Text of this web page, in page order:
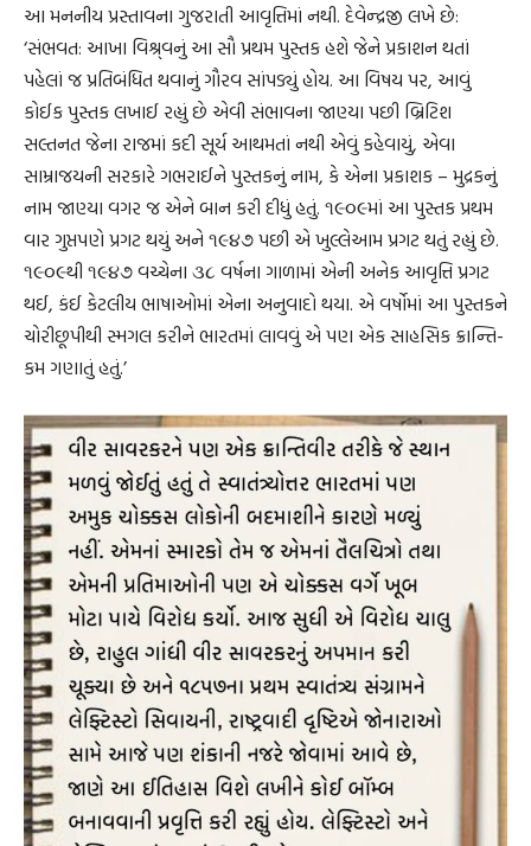
આ મનનીય પ્રસ્તાવના ગુજરાતી આવૃત્તિમાં નથી. દેવેન્દ્રજી લખે છે:
‘સંભવત: આખા વિશ્ર્વનું આ સૌ પ્રથમ પુસ્તક હશે જેને પ્રકાશન થતાં
પહેલાં જ પ્રતિબંધિત થવાનું ગૌરવ સાંપડ્યું હોય. આ વિષય પર, આવું
કોઈક પુસ્તક લખાઈ રહ્યું છે એવી સંભાવના જાણ્યા પછી બ્રિટિશ
સલ્તનત જેના રાજમાં કદી સૂર્ય આથમતાં નથી એવું કહેવાયું, એવા
સામ્રાજયની સરકારે ગભરાઈને પુસ્તકનું નામ, કે એના પ્રકાશક – મુદ્રકનું
નામ જાણ્યા વગર જ એને બાન કરી દીધું હતું. ૧૯૦૯માં આ પુસ્તક પ્રથમ
વાર ગુપ્તપણે પ્રગટ થયું અને ૧૯૪૭ પછી એ ખુલ્લેઆમ પ્રગટ થતું રહ્યું છે.
૧૯૦૯થી ૧૯૪૭ વચ્ચેના ૩૮ વર્ષના ગાળામાં એની અનેક આવૃત્તિ પ્રગટ
થઈ, કંઈ કેટલીય ભાષાઓમાં એના અનુવાદો થયા. એ વર્ષોમાં આ પુસ્તકને
ચોરીછૂપીથી સ્મગલ કરીને ભારતમાં લાવવું એ પણ એક સાહસિક ક્રાન્તિ-
કમ ગણાતું હતું.’